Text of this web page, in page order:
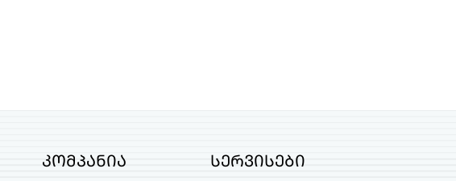
კომპანია
სერვისები